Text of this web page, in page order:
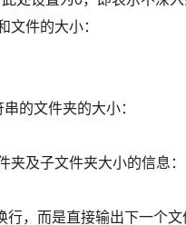
文件的大小：
的文件夹的大小：
及子文件夹大小的信息：
，而是直接输出下一个文